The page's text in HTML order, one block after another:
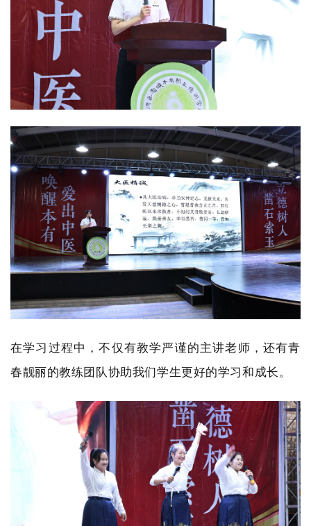
在学习过程中，不仅有教学严谨的主讲老师，还有青
春靓丽的教练团队协助我们学生更好的学习和成长。